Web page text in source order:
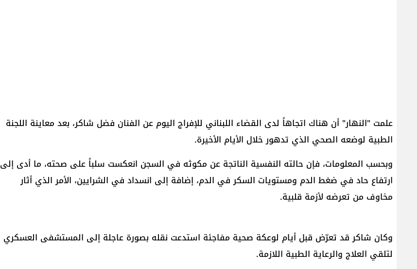
علمت "النهار" أن هناك اتجاهاً لدى القضاء اللبناني للإفراج اليوم عن الفنان فضل شاكر، بعد معاينة اللجنة
الطبية لوضعه الصحي الذي تدهور خلال الأيام الأخيرة.
وبحسب المعلومات، فإن حالته النفسية الناتجة عن مكوثه في السجن انعكست سلباً على صحته، ما أدى إلى
ارتفاع حاد في ضغط الدم ومستويات السكر في الدم، إضافة إلى انسداد في الشرايين، الأمر الذي أثار
مخاوف من تعرضه لأزمة قلبية.
وكان شاكر قد تعرّض قبل أيام لوعكة صحية مفاجئة استدعت نقله بصورة عاجلة إلى المستشفى العسكري
لتلقي العلاج والرعاية الطبية اللازمة.